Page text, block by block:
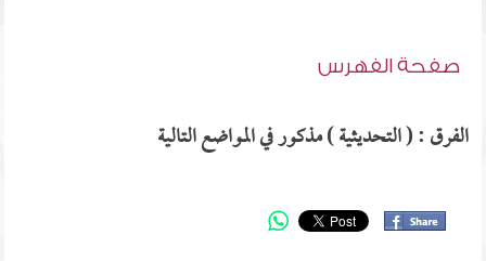
صفحة الفهرس
الفرق : ( التحديثية ) مذكور في المواضع التالية